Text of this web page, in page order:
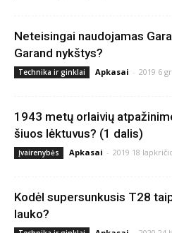
Neteisingai naudojamas
Garand nykštys?
Technika ir ginklai Apkasai - 2019 6
1943 metų orlaivių
šiuos lėktuvus? (1 dalis)
Įvairenybės Apkasai - 2019 18
Kodėl supersunkusis T28
lauko?